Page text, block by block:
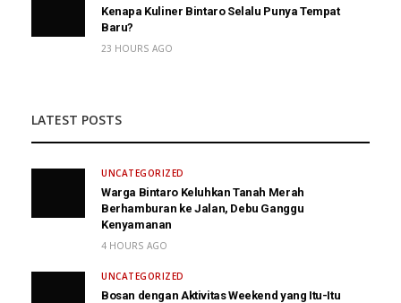
Kenapa Kuliner Bintaro Selalu Punya Tempat
Baru?
23 HOURS AGO
LATEST POSTS
UNCATEGORIZED
Warga Bintaro Keluhkan Tanah Merah
Berhamburan ke Jalan, Debu Ganggu
Kenyamanan
4 HOURS AGO
UNCATEGORIZED
Bosan dengan Aktivitas Weekend yang Itu-Itu